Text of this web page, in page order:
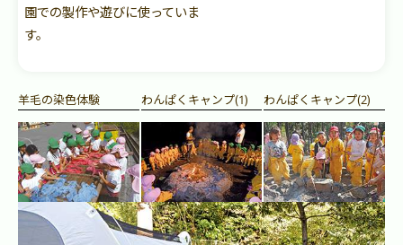
園での製作や遊びに使っていま
す。
羊毛の染色体験 わんぱくキャンプ(1) わんぱくキャンプ(2)